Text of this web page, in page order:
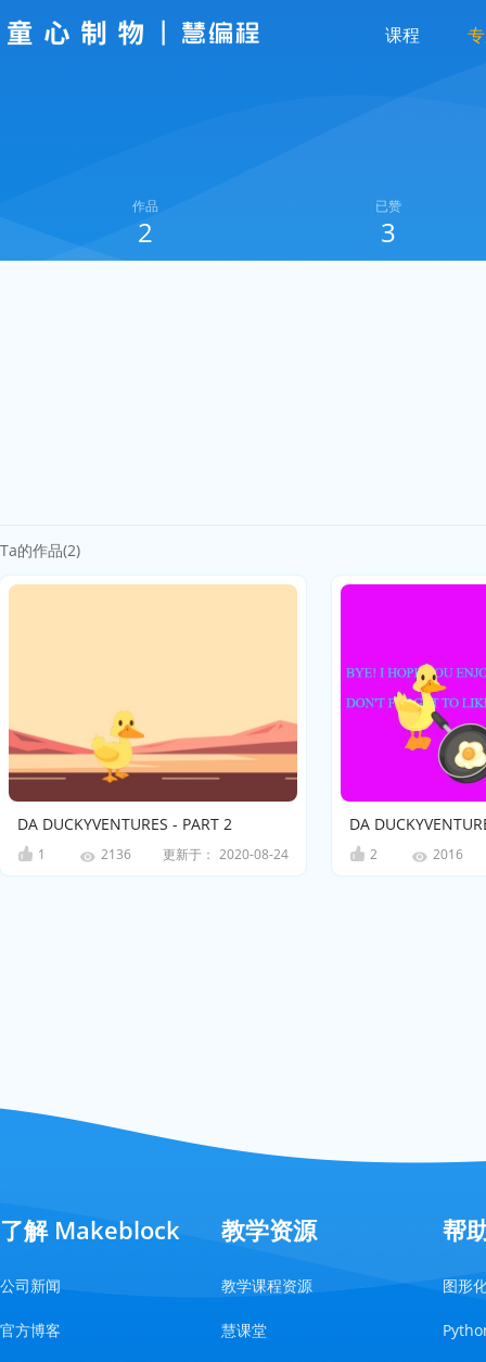
课程
作品
2
已赞
3
Ta的作品(2)
DA DUCKYVENTURES - PART 2
1 2136 更新于： 2020-08-24
DA
2 2016
了解 Makeblock
公司新闻
官方博客
教学资源
教学课程资源
慧课堂
帮
图形